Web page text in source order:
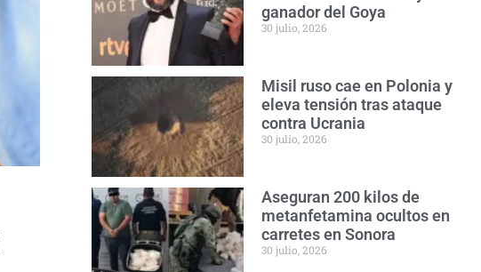
ganador del Goya
30 julio, 2026
Misil ruso cae en Polonia y
eleva tensión tras ataque
contra Ucrania
30 julio, 2026
Aseguran 200 kilos de
metanfetamina ocultos en
carretes en Sonora
30 julio, 2026